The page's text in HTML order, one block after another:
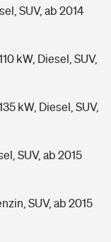
SUV, ab 2014
kW, Diesel, SUV,
kW, Diesel, SUV,
SUV, ab 2015
SUV, ab 2015